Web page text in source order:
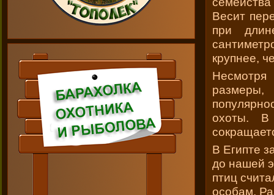
Весит
при
крупнее,
охоты. В
В Египте
до нашей
птиц
особам.